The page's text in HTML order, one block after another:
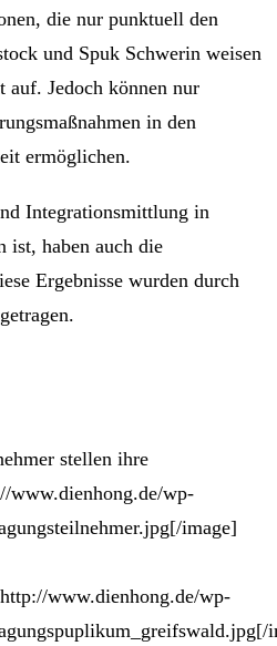
die nur punktuell den
und Spuk Schwerin weisen
auf. Jedoch können nur
in den
ermöglichen.
Integrationsmittlung in
ist, haben auch die
Ergebnisse wurden durch
stellen ihre
www.dienhong.de/wp-
image]
www.dienhong.de/wp-